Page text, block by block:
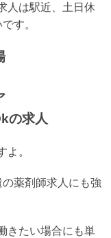
人は駅近、土日休
す。
の求人
よ。
薬剤師求人にも強
きたい場合にも単